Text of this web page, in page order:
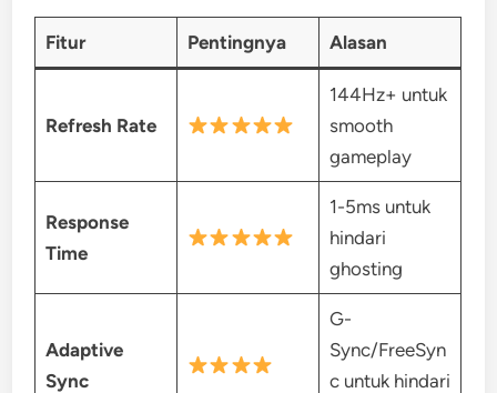
Fitur Pentingnya Alasan
Refresh Rate
144Hz+ untuk
smooth
gameplay
Response
Time
1-5ms untuk
hindari
ghosting
Adaptive
Sync
G-
Sync/FreeSyn
c untuk hindari